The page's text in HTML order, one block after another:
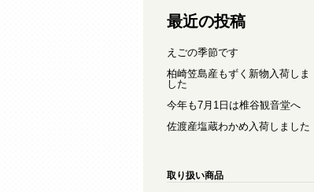
最近の投稿
えごの季節です
柏崎笠島産もずく新物入荷しま
した
今年も7月1日は椎谷観音堂へ
佐渡産塩蔵わかめ入荷しました
取り扱い商品